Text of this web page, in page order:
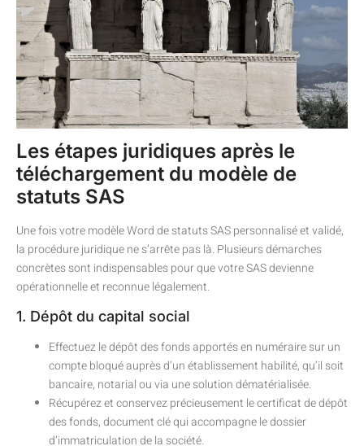
Les étapes juridiques après le
téléchargement du modèle de
statuts SAS
Une fois votre modèle Word de statuts SAS personnalisé et validé,
la procédure juridique ne s’arrête pas là. Plusieurs démarches
concrètes sont indispensables pour que votre SAS devienne
opérationnelle et reconnue légalement.
1. Dépôt du capital social
Effectuez le dépôt des fonds apportés en numéraire sur un
compte bloqué auprès d’un établissement habilité, qu’il soit
bancaire, notarial ou via une solution dématérialisée.
Récupérez et conservez précieusement le certificat de dépôt
des fonds, document clé qui accompagne le dossier
d’immatriculation de la société.